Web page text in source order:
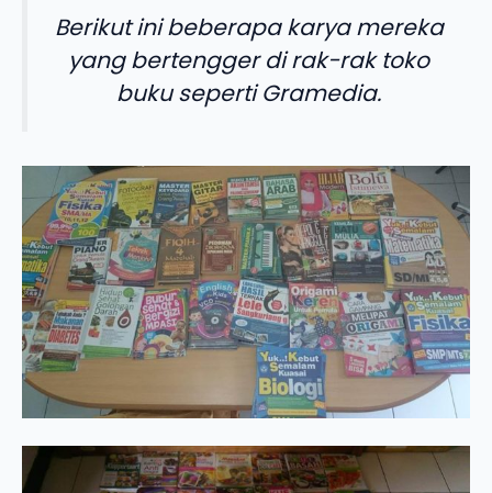
Berikut ini beberapa karya mereka
yang bertengger di rak-rak toko
buku seperti Gramedia.